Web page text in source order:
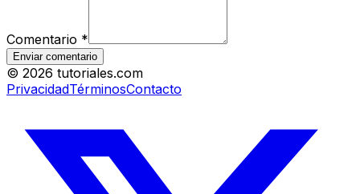
Comentario *
Enviar comentario
© 2026 tutoriales.com
PrivacidadTérminosContacto